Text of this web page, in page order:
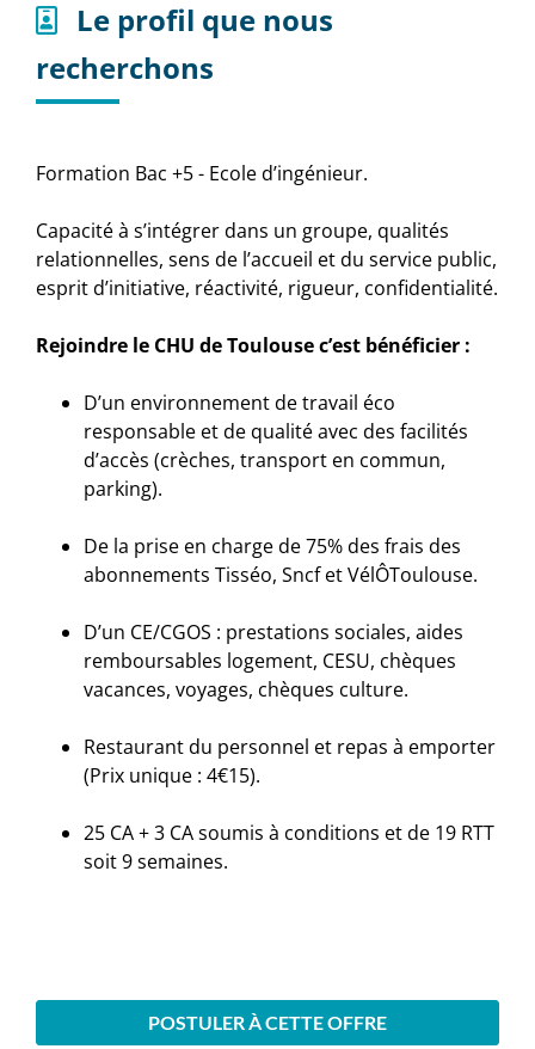
Le profil que nous
recherchons
Formation Bac +5 - Ecole d’ingénieur.
Capacité à s’intégrer dans un groupe, qualités
relationnelles, sens de l’accueil et du service public,
esprit d’initiative, réactivité, rigueur, confidentialité.
Rejoindre le CHU de Toulouse c’est bénéficier :
D’un environnement de travail éco
responsable et de qualité avec des facilités
d’accès (crèches, transport en commun,
parking).
De la prise en charge de 75% des frais des
abonnements Tisséo, Sncf et VélÔToulouse.
D’un CE/CGOS : prestations sociales, aides
remboursables logement, CESU, chèques
vacances, voyages, chèques culture.
Restaurant du personnel et repas à emporter
(Prix unique : 4€15).
25 CA + 3 CA soumis à conditions et de 19 RTT
soit 9 semaines.
POSTULER À CETTE OFFRE